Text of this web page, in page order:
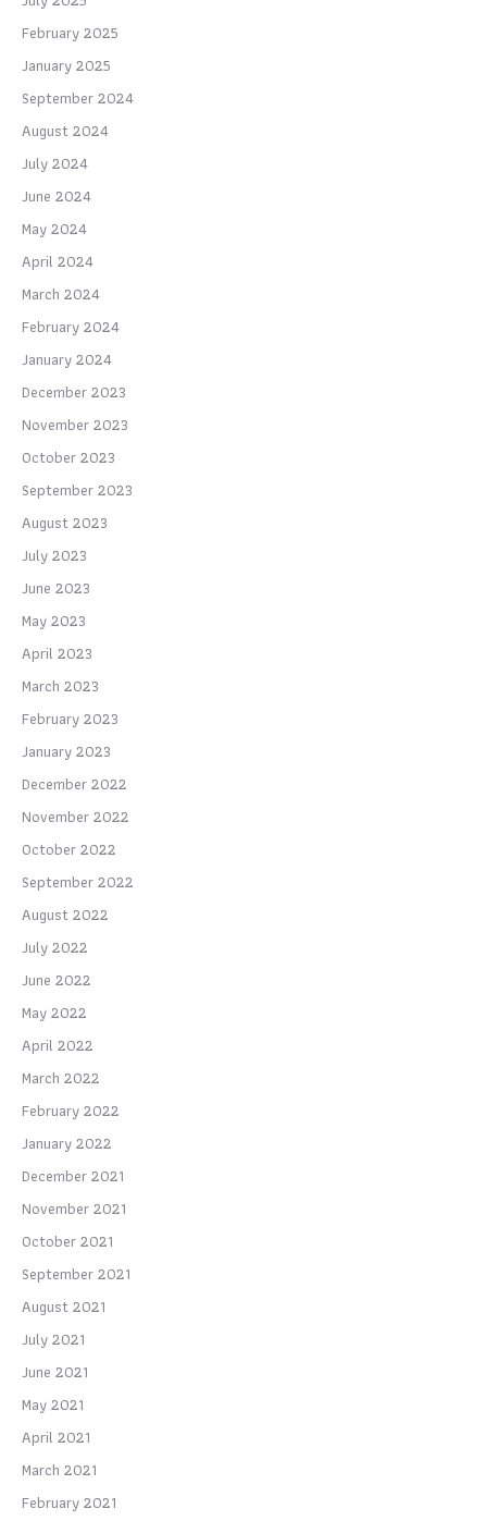
February 2025
January 2025
September 2024
August 2024
July 2024
June 2024
May 2024
April 2024
March 2024
February 2024
January 2024
December 2023
November 2023
October 2023
September 2023
August 2023
July 2023
June 2023
May 2023
April 2023
March 2023
February 2023
January 2023
December 2022
November 2022
October 2022
September 2022
August 2022
July 2022
June 2022
May 2022
April 2022
March 2022
February 2022
January 2022
December 2021
November 2021
October 2021
September 2021
August 2021
July 2021
June 2021
May 2021
April 2021
March 2021
February 2021